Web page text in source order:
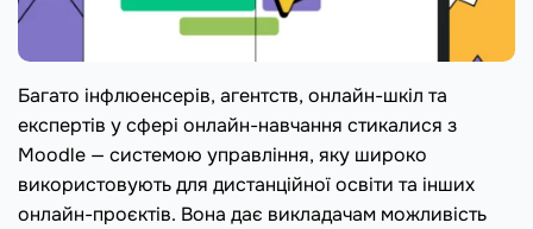
Багато інфлюенсерів, агентств, онлайн-шкіл та
експертів у сфері онлайн-навчання стикалися з
Moodle — системою управління, яку широко
використовують для дистанційної освіти та інших
онлайн-проєктів. Вона дає викладачам можливість